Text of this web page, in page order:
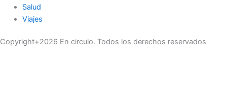
Salud
Viajes
Copyright+2026 En circulo. Todos los derechos reservados